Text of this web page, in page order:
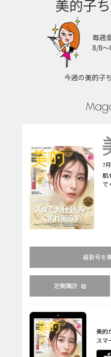
美的子
毎週
8/8〜
今週の美的子
7
肌
で
最新号を
定期購読
美的
スマ